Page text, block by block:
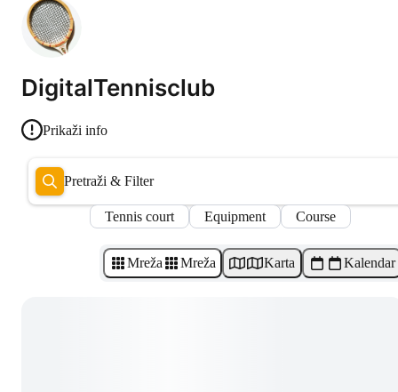
DigitalTennisclub
Prikaži info
Pretraži & Filter
Tennis court Equipment Course
Mreža Mreža Karta Kalendar